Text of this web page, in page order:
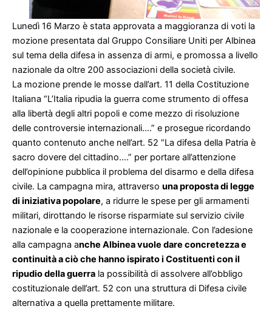
Lunedì 16 Marzo è stata approvata a maggioranza di voti la
mozione presentata dal Gruppo Consiliare Uniti per Albinea
sul tema della difesa in assenza di armi, e promossa a livello
nazionale da oltre 200 associazioni della società civile.
La mozione prende le mosse dall’art. 11 della Costituzione
Italiana “L’Italia ripudia la guerra come strumento di offesa
alla libertà degli altri popoli e come mezzo di risoluzione
delle controversie internazionali….” e prosegue ricordando
quanto contenuto anche nell’art. 52 “La difesa della Patria è
sacro dovere del cittadino….” per portare all’attenzione
dell’opinione pubblica il problema del disarmo e della difesa
civile. La campagna mira, attraverso una proposta di legge
di iniziativa popolare, a ridurre le spese per gli armamenti
militari, dirottando le risorse risparmiate sul servizio civile
nazionale e la cooperazione internazionale. Con l’adesione
alla campagna anche Albinea vuole dare concretezza e
continuità a ciò che hanno ispirato i Costituenti con il
ripudio della guerra la possibilità di assolvere all’obbligo
costituzionale dell’art. 52 con una struttura di Difesa civile
alternativa a quella prettamente militare.